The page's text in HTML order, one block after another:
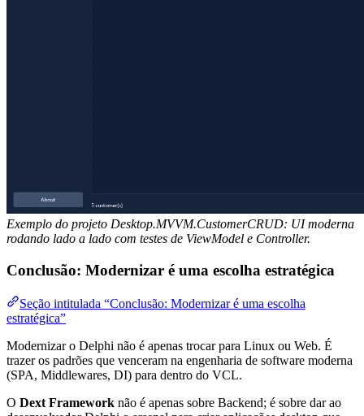
Exemplo do projeto Desktop.MVVM.CustomerCRUD: UI moderna
rodando lado a lado com testes de ViewModel e Controller.
Conclusão: Modernizar é uma escolha estratégica
Seção intitulada “Conclusão: Modernizar é uma escolha
estratégica”
Modernizar o Delphi não é apenas trocar para Linux ou Web. É
trazer os padrões que venceram na engenharia de software moderna
(SPA, Middlewares, DI) para dentro do VCL.
O Dext Framework não é apenas sobre Backend; é sobre dar ao